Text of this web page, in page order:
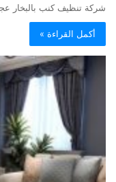
شركة تنظيف كنب بالبخار
أكمل القراءة »